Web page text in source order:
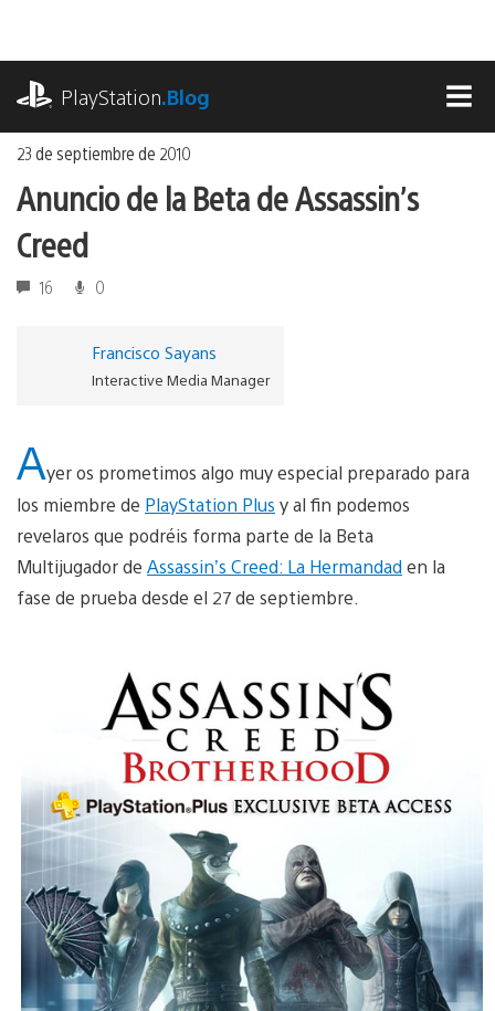
contenido
PlayStation.Blog
23 de septiembre de 2010
Anuncio de la Beta de Assassin’s
Creed
16 0
Francisco Sayans
Interactive Media Manager
Ayer os prometimos algo muy especial preparado para
los miembre de PlayStation Plus y al fin podemos
revelaros que podréis forma parte de la Beta
Multijugador de Assassin’s Creed: La Hermandad en la
fase de prueba desde el 27 de septiembre.